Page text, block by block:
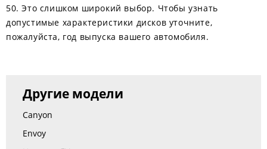
50. Это слишком широкий выбор. Чтобы узнать
допустимые характеристики дисков уточните,
пожалуйста, год выпуска вашего автомобиля.
Другие модели
Canyon
Envoy